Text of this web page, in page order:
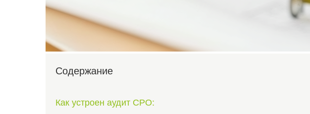
Содержание
Как устроен аудит СРО: